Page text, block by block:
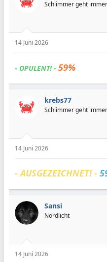
Schlimmer geht
14 Juni 2026
- OPULENT! - 59%
krebs77
Schlimmer geht
14 Juni 2026
- AUSGEZEICHNET! -
Sansi
Nordlicht
14 Juni 2026